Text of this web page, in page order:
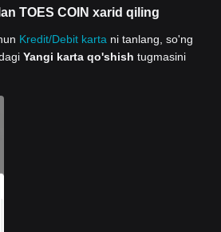
TOES COIN xarid qiling
Kredit/Debit karta ni tanlang, so'ng
Yangi karta qo'shish tugmasini